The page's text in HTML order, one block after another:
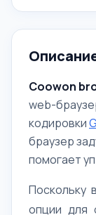
Coowon
web-
кодировки
браузер
помогает
Поскольку
опции для